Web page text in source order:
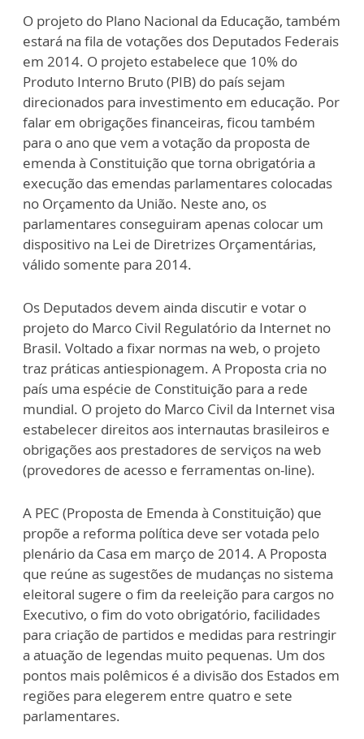
O projeto do Plano Nacional da Educação, também
estará na fila de votações dos Deputados Federais
em 2014. O projeto estabelece que 10% do
Produto Interno Bruto (PIB) do país sejam
direcionados para investimento em educação. Por
falar em obrigações financeiras, ficou também
para o ano que vem a votação da proposta de
emenda à Constituição que torna obrigatória a
execução das emendas parlamentares colocadas
no Orçamento da União. Neste ano, os
parlamentares conseguiram apenas colocar um
dispositivo na Lei de Diretrizes Orçamentárias,
válido somente para 2014.
Os Deputados devem ainda discutir e votar o
projeto do Marco Civil Regulatório da Internet no
Brasil. Voltado a fixar normas na web, o projeto
traz práticas antiespionagem. A Proposta cria no
país uma espécie de Constituição para a rede
mundial. O projeto do Marco Civil da Internet visa
estabelecer direitos aos internautas brasileiros e
obrigações aos prestadores de serviços na web
(provedores de acesso e ferramentas on-line).
A PEC (Proposta de Emenda à Constituição) que
propõe a reforma política deve ser votada pelo
plenário da Casa em março de 2014. A Proposta
que reúne as sugestões de mudanças no sistema
eleitoral sugere o fim da reeleição para cargos no
Executivo, o fim do voto obrigatório, facilidades
para criação de partidos e medidas para restringir
a atuação de legendas muito pequenas. Um dos
pontos mais polêmicos é a divisão dos Estados em
regiões para elegerem entre quatro e sete
parlamentares.